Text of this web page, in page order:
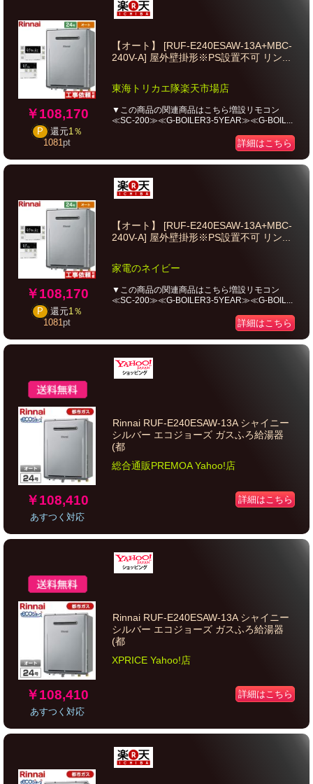
￥108,170
P 還元1％
1081 pt
【オート】 [RUF-E240ESAW-13A+MBC-
240V-A] 屋外壁掛形※PS設置不可 リン...
東海トリカエ隊楽天市場店
▼この商品の関連商品はこちら増設リモコン
≪SC-200≫≪G-BOILER3-5YEAR≫≪G-BOIL...
詳細はこちら
￥108,170
P 還元1％
1081 pt
【オート】 [RUF-E240ESAW-13A+MBC-
240V-A] 屋外壁掛形※PS設置不可 リン...
家電のネイビー
▼この商品の関連商品はこちら増設リモコン
≪SC-200≫≪G-BOILER3-5YEAR≫≪G-BOIL...
詳細はこちら
￥108,410
あすつく対応
Rinnai RUF-E240ESAW-13A シャイニー
シルバー エコジョーズ ガスふろ給湯器
(都
総合通販PREMOA Yahoo!店
詳細はこちら
￥108,410
あすつく対応
Rinnai RUF-E240ESAW-13A シャイニー
シルバー エコジョーズ ガスふろ給湯器
(都
XPRICE Yahoo!店
詳細はこちら